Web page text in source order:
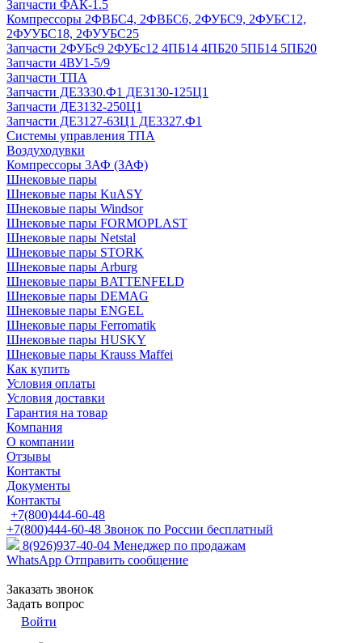
Запчасти ФАК-1.5
Компрессоры 2ФВБС4, 2ФВБС6, 2ФУБС9, 2ФУБС12,
2ФУУБС18, 2ФУУБС25
Запчасти 2ФУБс9 2ФУБс12 4ПБ14 4ПБ20 5ПБ14 5ПБ20
Запчасти 4ВУ1-5/9
Запчасти ТПА
Запчасти ДЕ3330.Ф1 ДЕ3130-125Ц1
Запчасти ДЕ3132-250Ц1
Запчасти ДЕ3127-63Ц1 ДЕ3327.Ф1
Системы управления ТПА
Воздуходувки
Компрессоры 3АФ (ЗАФ)
Шнековые пары
Шнековые пары KuASY
Шнековые пары Windsor
Шнековые пары FORMOPLAST
Шнековые пары Netstal
Шнековые пары STORK
Шнековые пары Arburg
Шнековые пары BATTENFELD
Шнековые пары DEMAG
Шнековые пары ENGEL
Шнековые пары Ferromatik
Шнековые пары HUSKY
Шнековые пары Krauss Maffei
Как купить
Условия оплаты
Условия доставки
Гарантия на товар
Компания
О компании
Отзывы
Контакты
Документы
Контакты
+7(800)444-60-48
+7(800)444-60-48 Звонок по России бесплатный
8(926)937-40-04 Менеджер по продажам
WhatsApp Отправить сообщение
Заказать звонок
Задать вопрос
Войти